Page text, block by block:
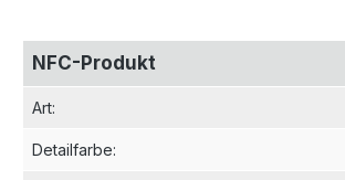
NFC-Produkt
Art:
Detailfarbe: